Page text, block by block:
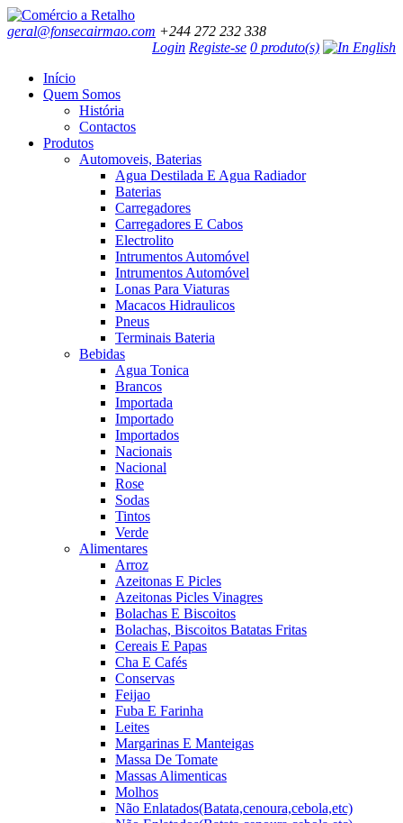
geral@fonsecairmao.com +244 272 232 338
Login Registe-se 0 produto(s)
Início
Quem Somos
História
Contactos
Produtos
Automoveis, Baterias
Agua Destilada E Agua Radiador
Baterias
Carregadores
Carregadores E Cabos
Electrolito
Intrumentos Automóvel
Intrumentos Automóvel
Lonas Para Viaturas
Macacos Hidraulicos
Pneus
Terminais Bateria
Bebidas
Agua Tonica
Brancos
Importada
Importado
Importados
Nacionais
Nacional
Rose
Sodas
Tintos
Verde
Alimentares
Arroz
Azeitonas E Picles
Azeitonas Picles Vinagres
Bolachas E Biscoitos
Bolachas, Biscoitos Batatas Fritas
Cereais E Papas
Cha E Cafés
Conservas
Feijao
Fuba E Farinha
Leites
Margarinas E Manteigas
Massa De Tomate
Massas Alimenticas
Molhos
Não Enlatados(Batata,cenoura,cebola,etc)